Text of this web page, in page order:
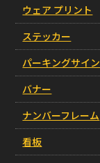
ウェア プリント
ステッカー
パーキングサイン
バナー
ナンバーフレーム
看板